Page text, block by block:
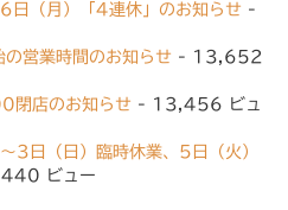
日（月）「4連休」のお知らせ -
営業時間のお知らせ - 13,652
閉店のお知らせ - 13,456 ビュ
3日（日）臨時休業、5日（火）
ビュー